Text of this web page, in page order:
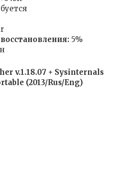
5%
v.1.18.07 + Sysinternals
(2013/Rus/Eng)